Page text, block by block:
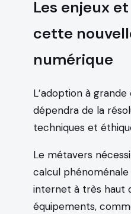
Les enjeux
cette
numérique
L’adoption à
dépendra de la
techniques et
Le métavers
calcul
internet à très haut
équipements,